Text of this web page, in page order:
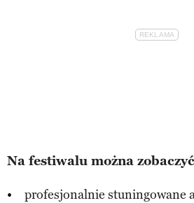
Na festiwalu można
profesjonalnie stuningowane